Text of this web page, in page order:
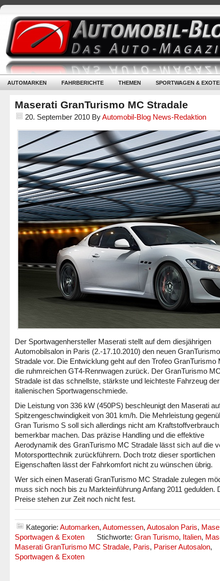
AUTOMARKEN FAHRBERICHTE THEMEN SPORTWAGEN &
Maserati GranTurismo MC Stradale
20. September 2010 ByAutomobil-Blog News-Redaktion
Der Sportwagenhersteller Maserati stellt auf dem diesjährigen
Automobilsalon in Paris (2.-17.10.2010) den neuen
Stradale vor. Die Entwicklung geht auf den Trofeo GranTurismo
die ruhmreichen GT4-Rennwagen zurück. Der GranTurismo
Stradale ist das schnellste, stärkste und leichteste Fahrzeug der
italienischen Sportwagenschmiede.
Die Leistung von 336 kW (450PS) beschleunigt den Maserati
Spitzengeschwindigkeit von 301 km/h. Die Mehrleistung
Gran Turismo S soll sich allerdings nicht am Kraftstoffverbrauch
bemerkbar machen. Das präzise Handling und die effektive
Aerodynamik des GranTurismo MC Stradale lässt sich auf die
Motorsporttechnik zurückführern. Doch trotz dieser sportlichen
Eigenschaften lässt der Fahrkomfort nicht zu wünschen übrig.
Wer sich einen Maserati GranTurismo MC Stradale zulegen
muss sich noch bis zu Markteinführung Anfang 2011 gedulden.
Preise stehen zur Zeit noch nicht fest.
Kategorie: Automarken, Automessen, Autosalon Paris,
Sportwagen & Exoten
Stichworte: Gran Turismo, Italien,
Maserati GranTurismo MC Stradale, Paris, Pariser Autosalon,
Sportwagen & Exoten